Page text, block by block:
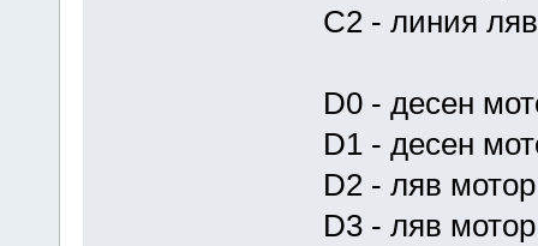
C2 - линия
D0 - десен
D1 - десен
D2 - ляв
D3 - ляв